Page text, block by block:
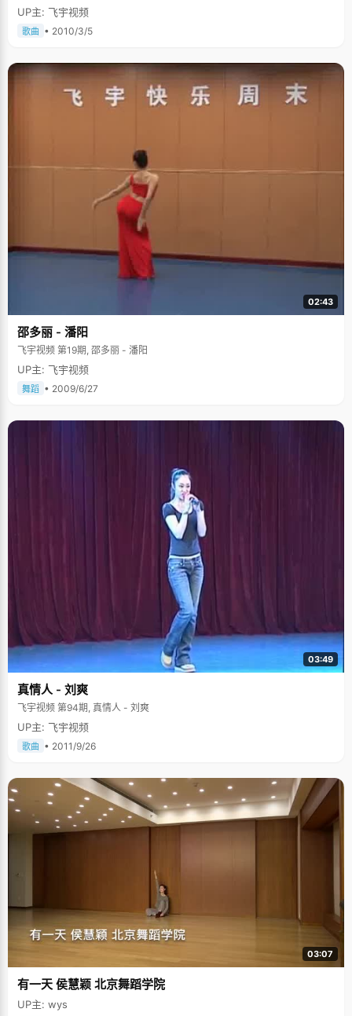
UP主: 飞宇视频
歌曲 • 2010/3/5
02:43
邵多丽 - 潘阳
飞宇视频 第19期, 邵多丽 - 潘阳
UP主: 飞宇视频
舞蹈 • 2009/6/27
03:49
真情人 - 刘爽
飞宇视频 第94期, 真情人 - 刘爽
UP主: 飞宇视频
歌曲 • 2011/9/26
03:07
有一天 侯慧颖 北京舞蹈学院
UP主: wys